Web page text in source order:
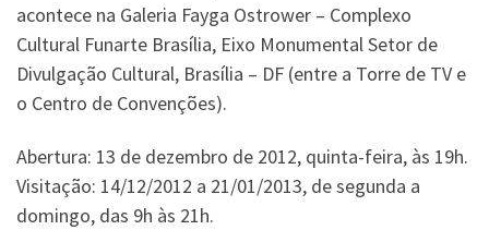
acontece na Galeria Fayga Ostrower – Complexo
Cultural Funarte Brasília, Eixo Monumental Setor de
Divulgação Cultural, Brasília – DF (entre a Torre de TV e
o Centro de Convenções).
Abertura: 13 de dezembro de 2012, quinta-feira, às 19h.
Visitação: 14/12/2012 a 21/01/2013, de segunda a
domingo, das 9h às 21h.